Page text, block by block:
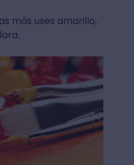
más uses amarillo,